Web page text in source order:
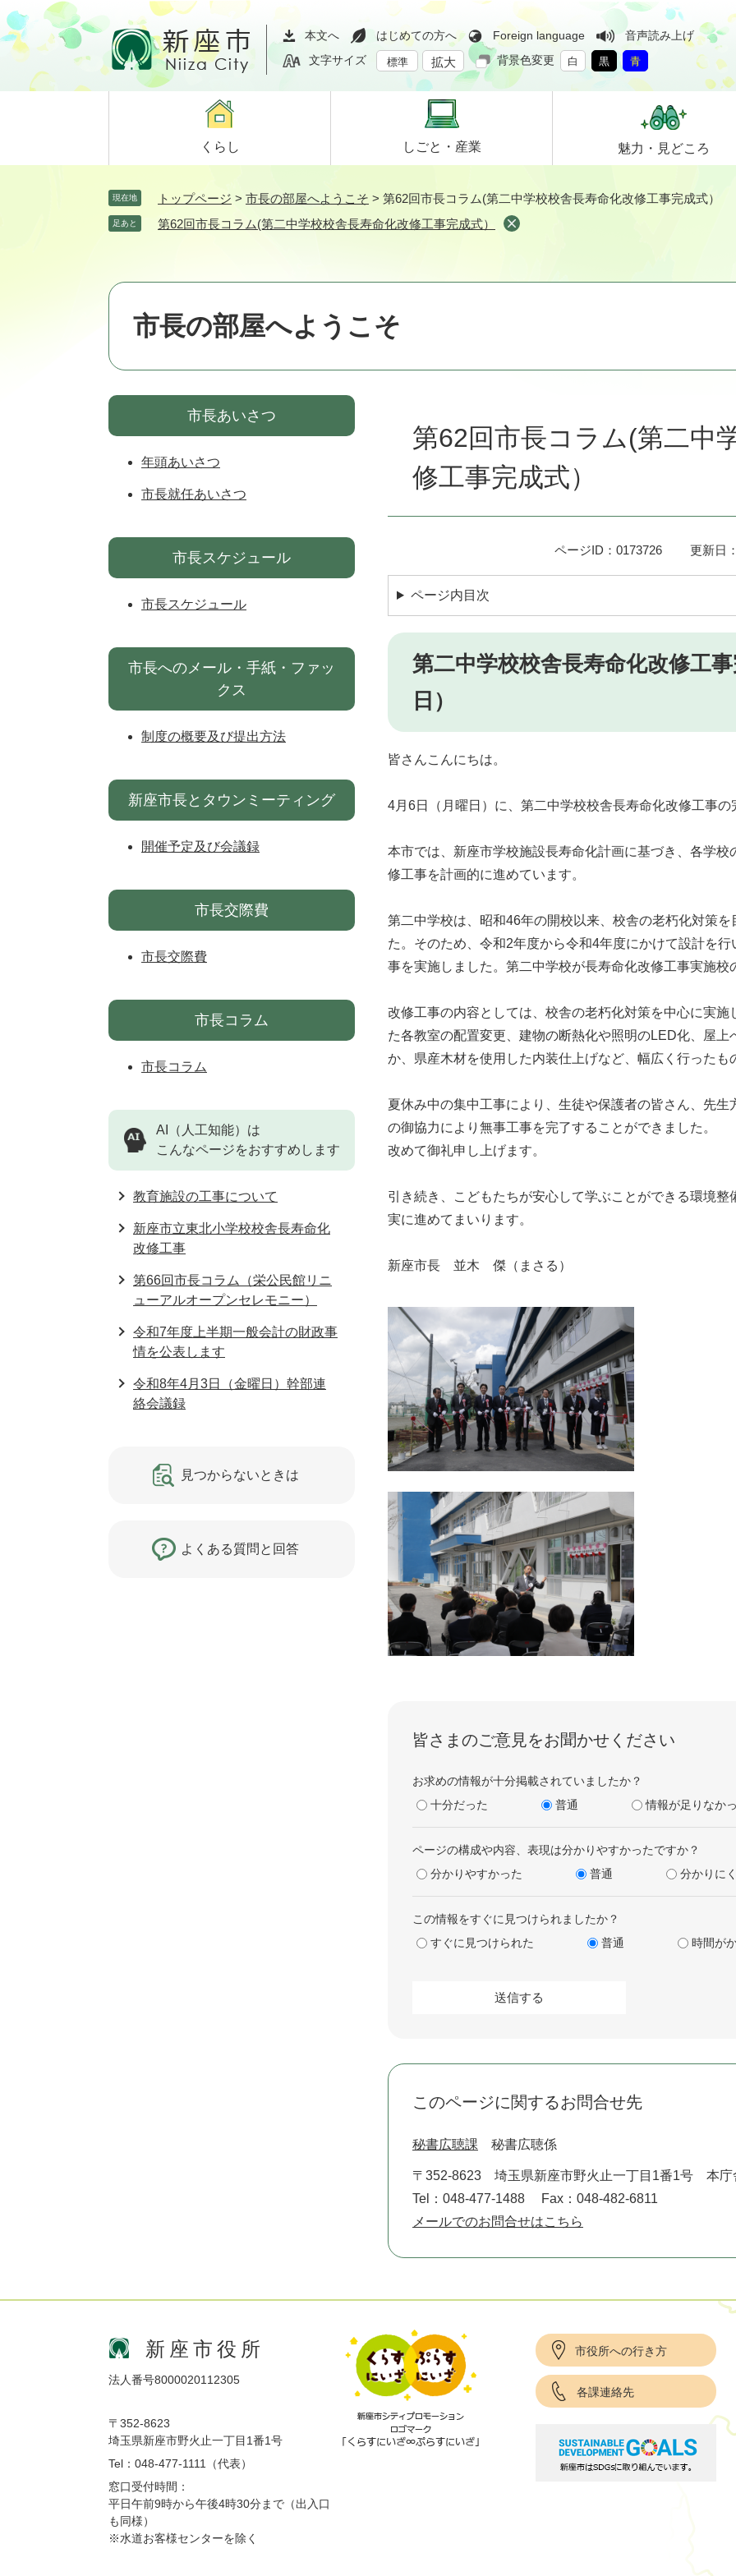
ペ
ー
ジ
メ
ニ
ュ
て
本文へ はじめての方へ Foreign language
音声読み上げ
文字サイズ
標準 拡大 背景色変更 白 黒 青
くらし しごと・ 産業 魅力・ 見どころ
現在地 トップページ > 市長の部屋へようこそ > 第62回市長コラム(第二中学校校舎長寿命化改修工事完成式）
足あと 第62回市長コラム(第二中学校校舎長寿命化改修工事完成式）
市長の部屋へようこそ
第62回市長コラム(第二中
修工事完成式）
ページID：0173726 更新日
ページ内目次
第二中学校校舎長寿命化改修工
日）
皆さんこんにちは。
4月6日（月曜日）に、第二中学校校舎長寿命化改修工事
本市では、新座市学校施設長寿命化計画に基づき、各学
修工事を計画的に進めています。
第二中学校は、昭和46年の開校以来、校舎の老朽化対策
た。そのため、令和2年度から令和4年度にかけて設計を
事を実施しました。第二中学校が長寿命化改修工事実施校
改修工事の内容としては、校舎の老朽化対策を中心に実
た各教室の配置変更、建物の断熱化や照明のLED化、屋
か、県産木材を使用した内装仕上げなど、幅広く行ったも
夏休み中の集中工事により、生徒や保護者の皆さん、先
の御協力により無事工事を完了することができました。
改めて御礼申し上げます。
引き続き、こどもたちが安心して学ぶことができる環境
実に進めてまいります。
新座市長 並木 傑（まさる）
皆さまのご意見をお聞かせください
お求めの情報が十分掲載されていましたか？
十分だった
普通 情報が足りなか
ページの構成や内容、表現は分かりやすかったですか？
分かりやすかった
普通 分かりに
この情報をすぐに見つけられましたか？
すぐに見つけられた
普通 時間が
このページに関するお問合せ先
秘書広聴課 秘書広聴係
〒352-8623
埼玉県新座市野火止一丁目1番1号 本庁
Tel：048-477-1488
Fax：048-482-6811
メールでのお問合せはこちら
市長あいさつ
年頭あいさつ
市長就任あいさつ
市長スケジュール
市長スケジュール
市長へのメール・手紙・ファッ
クス
制度の概要及び提出方法
新座市長とタウンミーティング
開催予定及び会議録
市長交際費
市長交際費
市長コラム
市長コラム
AI（人工知能）は
こんなページをおすすめします
教育施設の工事について
新座市立東北小学校校舎長寿命化
改修工事
第66回市長コラム（栄公民館リニ
ューアルオープンセレモニー）
令和7年度上半期一般会計の財政事
情を公表します
令和8年4月3日（金曜日）幹部連
絡会議録
見つからないときは
よくある質問と回答
新座市役所
法人番号8000020112305
〒352-8623
埼玉県新座市野火止一丁目1番1号
Tel：048-477-1111（代表）
窓口受付時間：
平日午前9時から午後4時30分まで（出入口
も同様）
※水道お客様センターを除く
市役所への行き方
各課連絡先